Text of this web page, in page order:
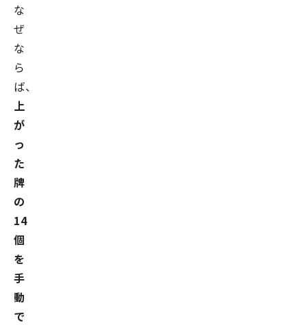
な
ぜ
な
ら
ば、
上
が
っ
た
牌
の
14
個
を
手
動
で